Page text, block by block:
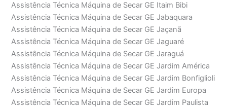
Assistência Técnica Máquina de Secar GE Itaim Bibi
Assistência Técnica Máquina de Secar GE Jabaquara
Assistência Técnica Máquina de Secar GE Jaçanã
Assistência Técnica Máquina de Secar GE Jaguaré
Assistência Técnica Máquina de Secar GE Jaraguá
Assistência Técnica Máquina de Secar GE Jardim América
Assistência Técnica Máquina de Secar GE Jardim Bonfiglioli
Assistência Técnica Máquina de Secar GE Jardim Europa
Assistência Técnica Máquina de Secar GE Jardim Paulista